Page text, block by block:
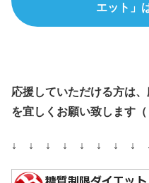
エット」
応援していただける方は
を宜しくお願い致します（
↓ ↓ ↓ ↓ ↓ ↓ ↓ ↓